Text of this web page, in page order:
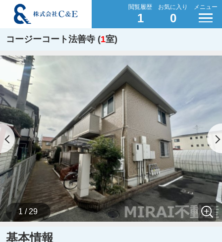
閲覧履歴
1
お気に入り
0
メニュー
コージーコート法善寺 (1室)
1 / 29
基本情報